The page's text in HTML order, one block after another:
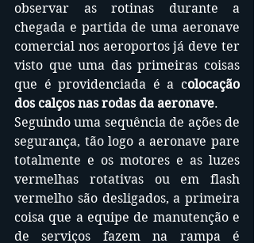
observar as rotinas durante a
chegada e partida de uma aeronave
comercial nos aeroportos já deve ter
visto que uma das primeiras coisas
que é providenciada é a colocação
dos calços nas rodas da aeronave.
Seguindo uma sequência de ações de
segurança, tão logo a aeronave pare
totalmente e os motores e as luzes
vermelhas rotativas ou em flash
vermelho são desligados, a primeira
coisa que a equipe de manutenção e
de serviços fazem na rampa é